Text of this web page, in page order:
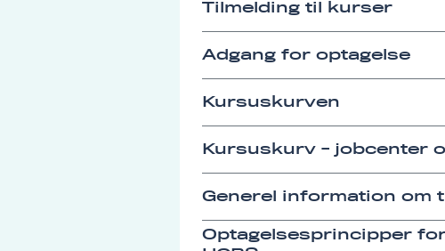
Tilmelding til kurser
Adgang for optagelse
Kursuskurven
Kursuskurv - jobcenter
Generel information om
Optagelsesprincipper